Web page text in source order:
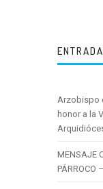
Arzobispo
honor a la
MENSAJE
PÁRROCO